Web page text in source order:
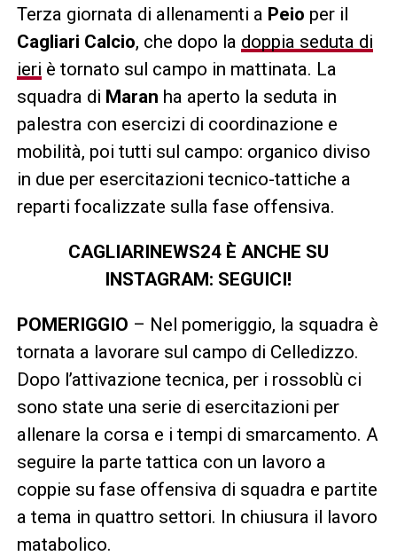
Terza giornata di allenamenti a Peio per il
Cagliari Calcio, che dopo la doppia seduta di
ieri è tornato sul campo in mattinata. La
squadra di Maran ha aperto la seduta in
palestra con esercizi di coordinazione e
mobilità, poi tutti sul campo: organico diviso
in due per esercitazioni tecnico-tattiche a
reparti focalizzate sulla fase offensiva.
CAGLIARINEWS24 È ANCHE SU
INSTAGRAM: SEGUICI!
POMERIGGIO – Nel pomeriggio, la squadra è
tornata a lavorare sul campo di Celledizzo.
Dopo l’attivazione tecnica, per i rossoblù ci
sono state una serie di esercitazioni per
allenare la corsa e i tempi di smarcamento. A
seguire la parte tattica con un lavoro a
coppie su fase offensiva di squadra e partite
a tema in quattro settori. In chiusura il lavoro
matabolico.